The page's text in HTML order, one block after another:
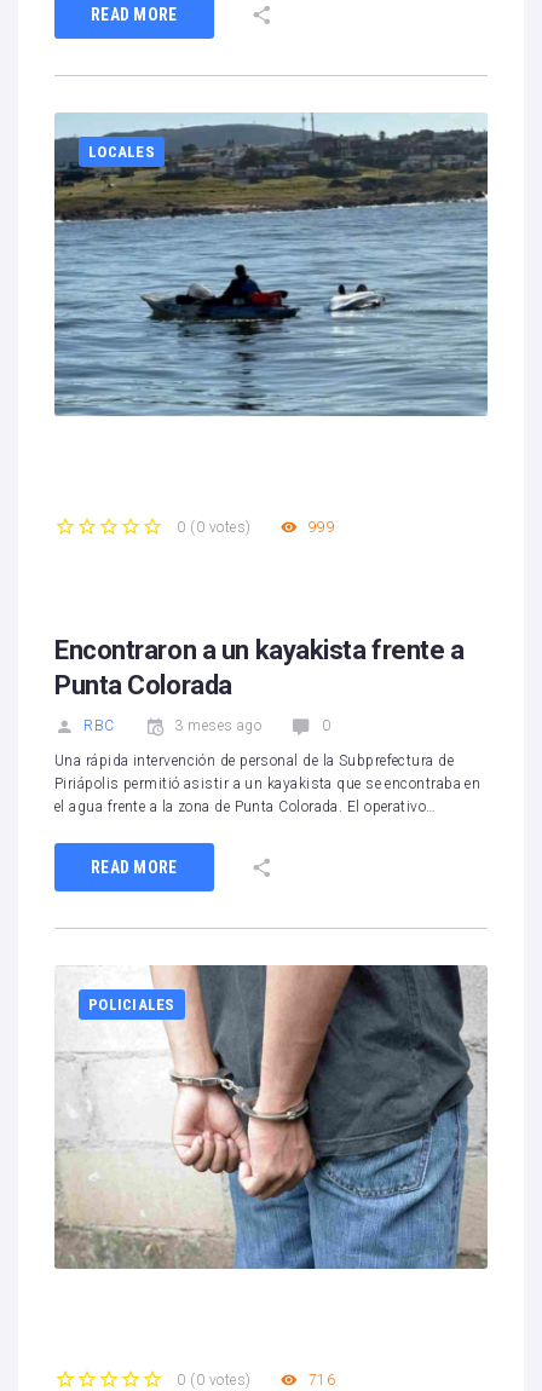
READ MORE
LOCALES
0 ( 0 votes) 999
Encontraron a un kayakista frente a
Punta Colorada
RBC 3 meses ago 0
Una rápida intervención de personal de la Subprefectura de
Piriápolis permitió asistir a un kayakista que se encontraba en
el agua frente a la zona de Punta Colorada. El operativo…
READ MORE
POLICIALES
0 ( 0 votes) 716